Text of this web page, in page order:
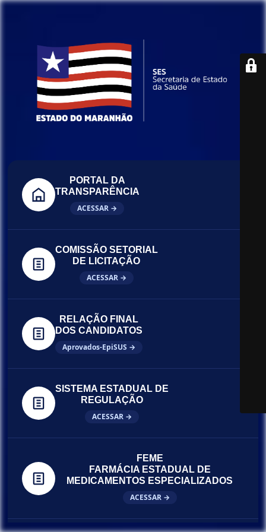
PORTAL DA
TRANSPARÊNCIA
ACESSAR →
COMISSÃO SETORIAL
DE LICITAÇÃO
ACESSAR →
RELAÇÃO FINAL
DOS CANDIDATOS
Aprovados-EpiSUS →
SISTEMA ESTADUAL DE
REGULAÇÃO
ACESSAR →
FEME
FARMÁCIA ESTADUAL DE
MEDICAMENTOS ESPECIALIZADOS
ACESSAR →